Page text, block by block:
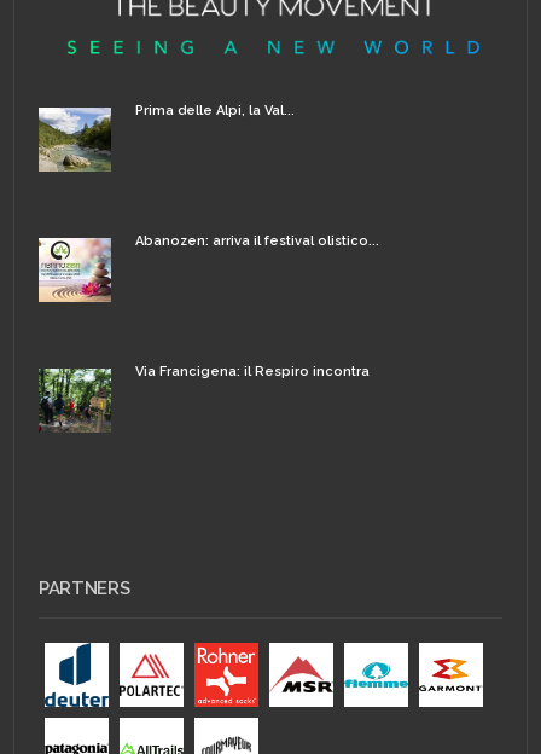
Prima delle Alpi, la Val...
Abanozen: arriva il festival olistico...
Via Francigena: il Respiro incontra
PARTNERS